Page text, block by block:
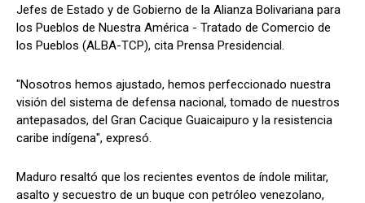
Jefes de Estado y de Gobierno de la Alianza Bolivariana para
los Pueblos de Nuestra América - Tratado de Comercio de
los Pueblos (ALBA-TCP), cita Prensa Presidencial.
"Nosotros hemos ajustado, hemos perfeccionado nuestra
visión del sistema de defensa nacional, tomado de nuestros
antepasados, del Gran Cacique Guaicaipuro y la resistencia
caribe indígena", expresó.
Maduro resaltó que los recientes eventos de índole militar,
asalto y secuestro de un buque con petróleo venezolano,